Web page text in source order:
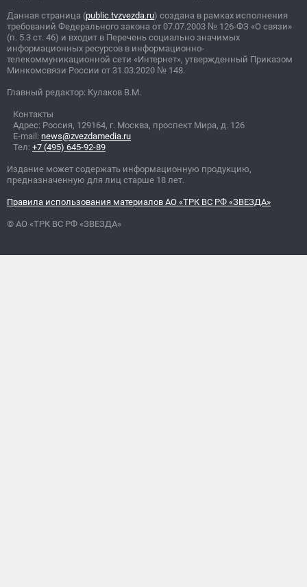
Данная страница (public.tvzvezda.ru) создана в рамках исполнения
требований Федерального закона от 07.07.2003 № 126-ФЗ «О связи»
(п. 5.3 ст. 46) и входит в Перечень социально значимых
информационных ресурсов в информационно-
телекоммуникационной сети «Интернет», утвержденный Приказом
Минкомсвязи России от 31.03.2020 № 148.
Главный редактор: Кулаков В.М.
Контакты
Адрес: Россия, 129164, г. Москва, проспект Мира, д. 126
E-mail: news@zvezdamedia.ru
Тел: +7 (495) 645-92-89
Издание может содержать информационную продукцию,
предназначенную для лиц старше 18 лет.
Правила использования материалов АО «ТРК ВС РФ «ЗВЕЗДА»
© АО «ТРК ВС РФ «ЗВЕЗДА»